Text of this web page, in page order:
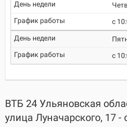
c
c
ВТБ 24 Ульяновская
улица Луначарского, 17 -